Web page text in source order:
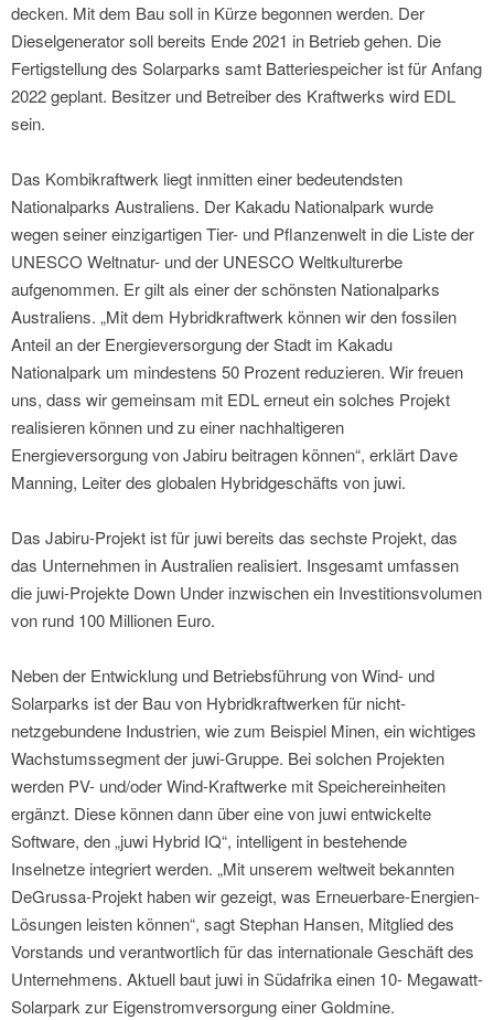
decken. Mit dem Bau soll in Kürze begonnen werden. Der
Dieselgenerator soll bereits Ende 2021 in Betrieb gehen. Die
Fertigstellung des Solarparks samt Batteriespeicher ist für Anfang
2022 geplant. Besitzer und Betreiber des Kraftwerks wird EDL
sein.
Das Kombikraftwerk liegt inmitten einer bedeutendsten
Nationalparks Australiens. Der Kakadu Nationalpark wurde
wegen seiner einzigartigen Tier- und Pflanzenwelt in die Liste der
UNESCO Weltnatur- und der UNESCO Weltkulturerbe
aufgenommen. Er gilt als einer der schönsten Nationalparks
Australiens. „Mit dem Hybridkraftwerk können wir den fossilen
Anteil an der Energieversorgung der Stadt im Kakadu
Nationalpark um mindestens 50 Prozent reduzieren. Wir freuen
uns, dass wir gemeinsam mit EDL erneut ein solches Projekt
realisieren können und zu einer nachhaltigeren
Energieversorgung von Jabiru beitragen können“, erklärt Dave
Manning, Leiter des globalen Hybridgeschäfts von juwi.
Das Jabiru-Projekt ist für juwi bereits das sechste Projekt, das
das Unternehmen in Australien realisiert. Insgesamt umfassen
die juwi-Projekte Down Under inzwischen ein Investitionsvolumen
von rund 100 Millionen Euro.
Neben der Entwicklung und Betriebsführung von Wind- und
Solarparks ist der Bau von Hybridkraftwerken für nicht-
netzgebundene Industrien, wie zum Beispiel Minen, ein wichtiges
Wachstumssegment der juwi-Gruppe. Bei solchen Projekten
werden PV- und/oder Wind-Kraftwerke mit Speichereinheiten
ergänzt. Diese können dann über eine von juwi entwickelte
Software, den „juwi Hybrid IQ“, intelligent in bestehende
Inselnetze integriert werden. „Mit unserem weltweit bekannten
DeGrussa-Projekt haben wir gezeigt, was Erneuerbare-Energien-
Lösungen leisten können“, sagt Stephan Hansen, Mitglied des
Vorstands und verantwortlich für das internationale Geschäft des
Unternehmens. Aktuell baut juwi in Südafrika einen 10- Megawatt-
Solarpark zur Eigenstromversorgung einer Goldmine.